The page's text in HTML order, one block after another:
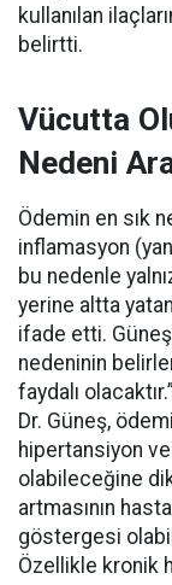
kullanılan
belirtti.
Vücutta
Nedeni
Ödemin en sık
inflamasyon
bu nedenle
yerine altta
ifade etti.
nedeninin
faydalı
Dr. Güneş,
hipertansiyon
olabileceğine
artmasının
göstergesi
Özellikle kronik